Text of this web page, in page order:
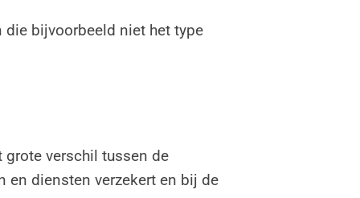
die bijvoorbeeld niet het type
grote verschil tussen de
en diensten verzekert en bij de